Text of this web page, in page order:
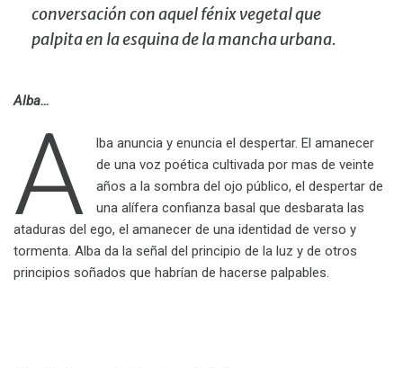
conversación con aquel fénix vegetal que
palpita en la esquina de la mancha urbana.
Alba…
A
lba anuncia y enuncia el despertar. El amanecer
de una voz poética cultivada por mas de veinte
años a la sombra del ojo público, el despertar de
una alífera confianza basal que desbarata las
ataduras del ego, el amanecer de una identidad de verso y
tormenta. Alba da la señal del principio de la luz y de otros
principios soñados que habrían de hacerse palpables.